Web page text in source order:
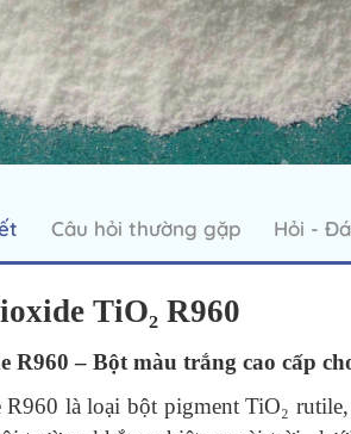
Câu hỏi thường gặp Hỏi -
TiO₂ R960
R960 – Bột màu trắng cao cấp
là loại bột pigment TiO₂